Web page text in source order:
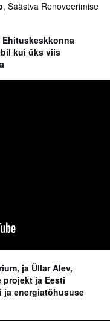
, Säästva Renoveerimise
Ehituskeskkonna
kui üks viis
ja Üllar Alev,
ja Eesti
ja energiatõhususe